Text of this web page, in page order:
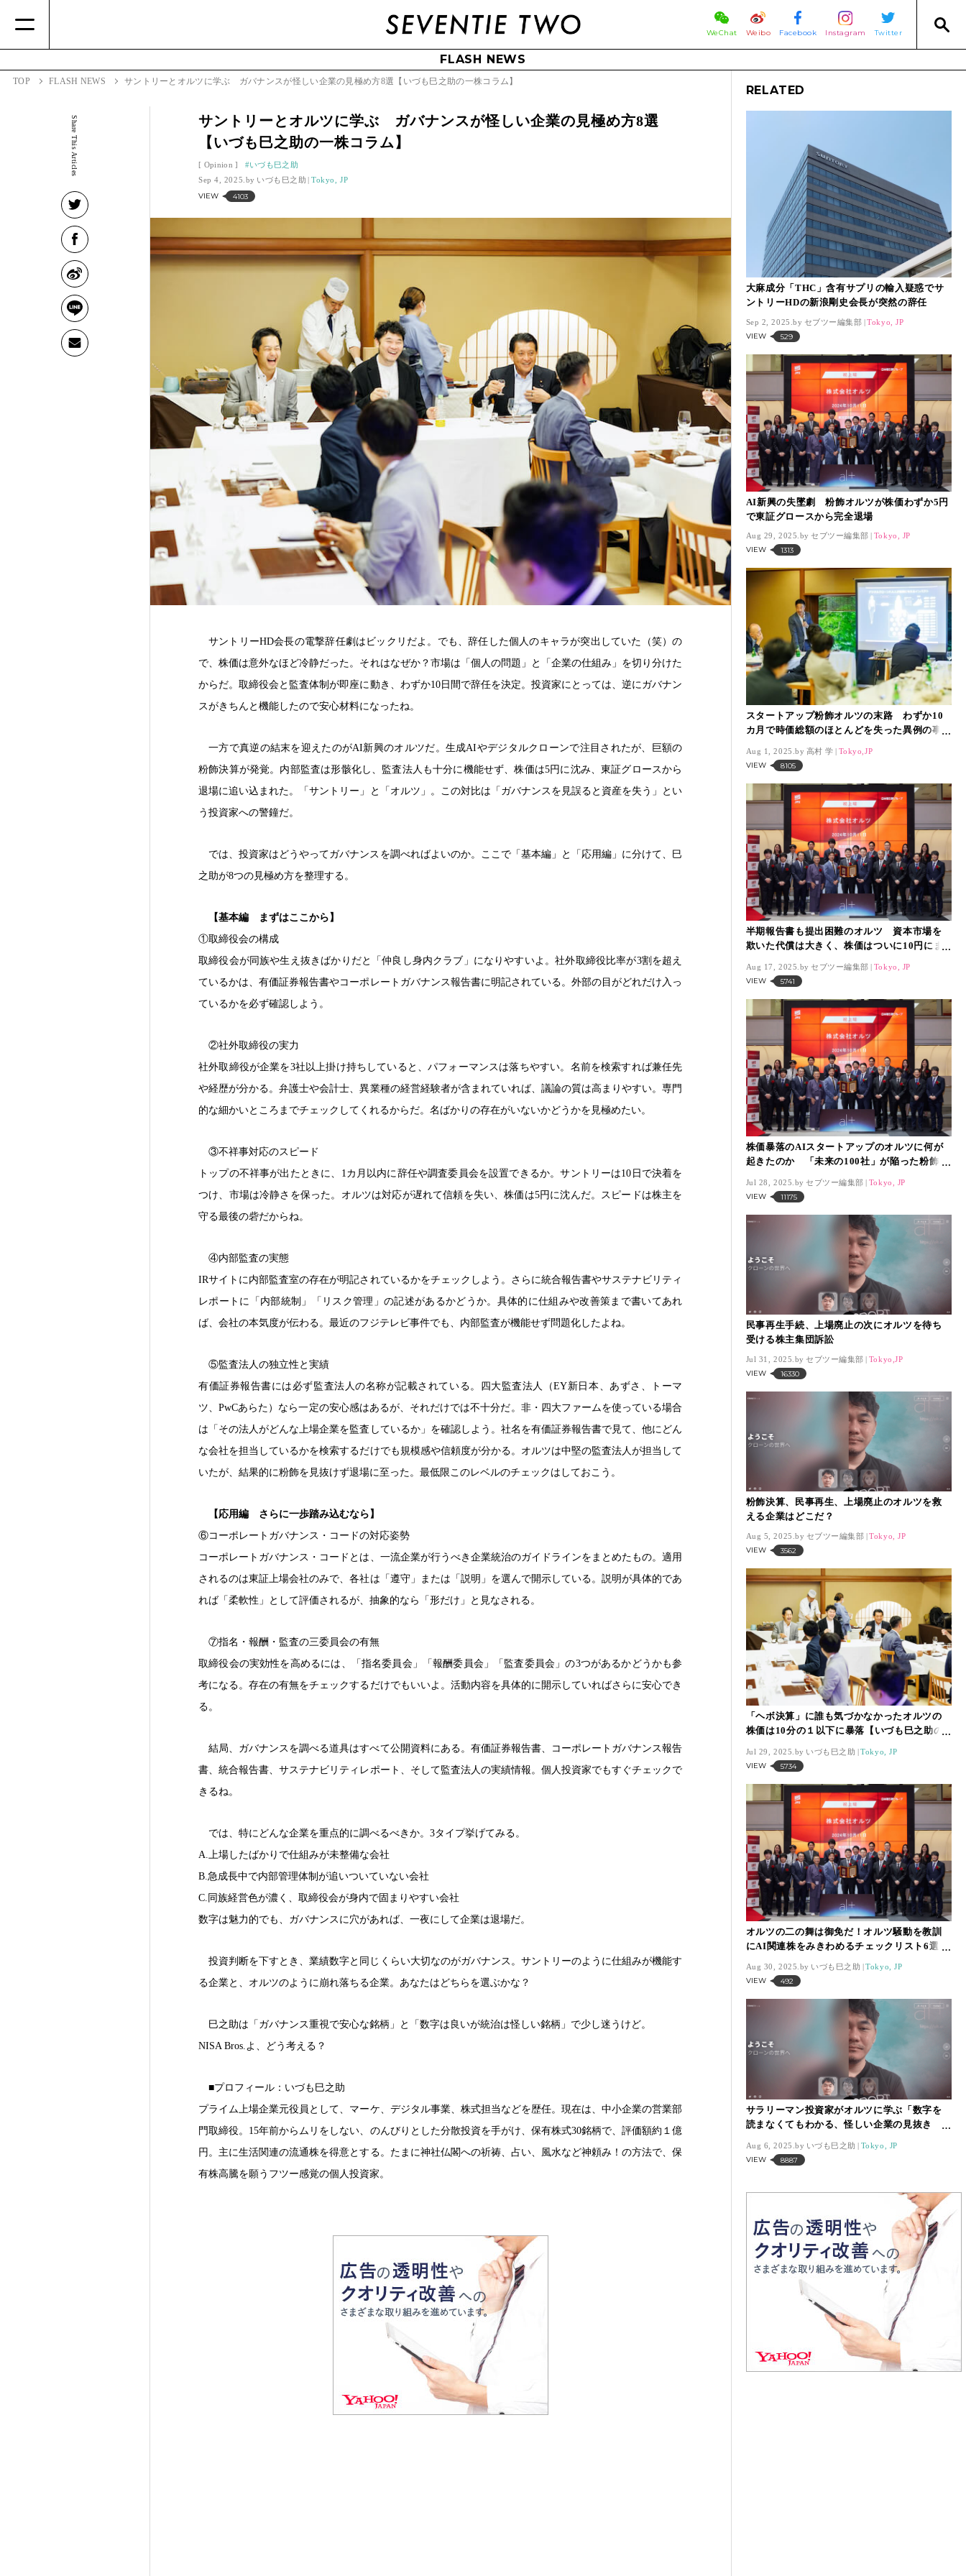
WeChat Weibo Facebook Instagram Twitter
FLASH NEWS
TOP FLASH NEWS サントリーとオルツに学ぶ ガバナンスが怪しい企業の見極め方8選【いづも巳之助の一株コラム】
Share This Articles
サントリーとオルツに学ぶ ガバナンスが怪しい企業の見極め方8選
【いづも巳之助の一株コラム】
Opinion
いづも巳之助
Sep 4, 2025.
いづも巳之助 Tokyo, JP
VIEW 4103
サントリーHD会長の電撃辞任劇はビックリだよ。でも、辞任した個人のキャラが突出していた（笑）の
で、株価は意外なほど冷静だった。それはなぜか？市場は「個人の問題」と「企業の仕組み」を切り分けた
からだ。取締役会と監査体制が即座に動き、わずか10日間で辞任を決定。投資家にとっては、逆にガバナン
スがきちんと機能したので安心材料になったね。
一方で真逆の結末を迎えたのがAI新興のオルツだ。生成AIやデジタルクローンで注目されたが、巨額の
粉飾決算が発覚。内部監査は形骸化し、監査法人も十分に機能せず、株価は5円に沈み、東証グロースから
退場に追い込まれた。「サントリー」と「オルツ」。この対比は「ガバナンスを見誤ると資産を失う」とい
う投資家への警鐘だ。
では、投資家はどうやってガバナンスを調べればよいのか。ここで「基本編」と「応用編」に分けて、巳
之助が8つの見極め方を整理する。
【基本編 まずはここから】
①取締役会の構成
取締役会が同族や生え抜きばかりだと「仲良し身内クラブ」になりやすいよ。社外取締役比率が3割を超え
ているかは、有価証券報告書やコーポレートガバナンス報告書に明記されている。外部の目がどれだけ入っ
ているかを必ず確認しよう。
②社外取締役の実力
社外取締役が企業を3社以上掛け持ちしていると、パフォーマンスは落ちやすい。名前を検索すれば兼任先
や経歴が分かる。弁護士や会計士、異業種の経営経験者が含まれていれば、議論の質は高まりやすい。専門
的な細かいところまでチェックしてくれるからだ。名ばかりの存在がいないかどうかを見極めたい。
③不祥事対応のスピード
トップの不祥事が出たときに、1カ月以内に辞任や調査委員会を設置できるか。サントリーは10日で決着を
つけ、市場は冷静さを保った。オルツは対応が遅れて信頼を失い、株価は5円に沈んだ。スピードは株主を
守る最後の砦だからね。
④内部監査の実態
IRサイトに内部監査室の存在が明記されているかをチェックしよう。さらに統合報告書やサステナビリティ
レポートに「内部統制」「リスク管理」の記述があるかどうか。具体的に仕組みや改善策まで書いてあれ
ば、会社の本気度が伝わる。最近のフジテレビ事件でも、内部監査が機能せず問題化したよね。
⑤監査法人の独立性と実績
有価証券報告書には必ず監査法人の名称が記載されている。四大監査法人（EY新日本、あずさ、トーマ
ツ、PwCあらた）なら一定の安心感はあるが、それだけでは不十分だ。非・四大ファームを使っている場合
は「その法人がどんな上場企業を監査しているか」を確認しよう。社名を有価証券報告書で見て、他にどん
な会社を担当しているかを検索するだけでも規模感や信頼度が分かる。オルツは中堅の監査法人が担当して
いたが、結果的に粉飾を見抜けず退場に至った。最低限このレベルのチェックはしておこう。
【応用編 さらに一歩踏み込むなら】
⑥コーポレートガバナンス・コードの対応姿勢
コーポレートガバナンス・コードとは、一流企業が行うべき企業統治のガイドラインをまとめたもの。適用
されるのは東証上場会社のみで、各社は「遵守」または「説明」を選んで開示している。説明が具体的であ
れば「柔軟性」として評価されるが、抽象的なら「形だけ」と見なされる。
⑦指名・報酬・監査の三委員会の有無
取締役会の実効性を高めるには、「指名委員会」「報酬委員会」「監査委員会」の3つがあるかどうかも参
考になる。存在の有無をチェックするだけでもいいよ。活動内容を具体的に開示していればさらに安心でき
る。
結局、ガバナンスを調べる道具はすべて公開資料にある。有価証券報告書、コーポレートガバナンス報告
書、統合報告書、サステナビリティレポート、そして監査法人の実績情報。個人投資家でもすぐチェックで
きるね。
では、特にどんな企業を重点的に調べるべきか。3タイプ挙げてみる。
A.上場したばかりで仕組みが未整備な会社
B.急成長中で内部管理体制が追いついていない会社
C.同族経営色が濃く、取締役会が身内で固まりやすい会社
数字は魅力的でも、ガバナンスに穴があれば、一夜にして企業は退場だ。
投資判断を下すとき、業績数字と同じくらい大切なのがガバナンス。サントリーのように仕組みが機能す
る企業と、オルツのように崩れ落ちる企業。あなたはどちらを選ぶかな？
巳之助は「ガバナンス重視で安心な銘柄」と「数字は良いが統治は怪しい銘柄」で少し迷うけど。
NISA Bros.よ、どう考える？
■プロフィール：いづも巳之助
プライム上場企業元役員として、マーケ、デジタル事業、株式担当などを歴任。現在は、中小企業の営業部
門取締役。15年前からムリをしない、のんびりとした分散投資を手がけ、保有株式30銘柄で、評価額約１億
円。主に生活関連の流通株を得意とする。たまに神社仏閣への祈祷、占い、風水など神頼み！の方法で、保
有株高騰を願うフツー感覚の個人投資家。
RELATED
大麻成分「THC」含有サプリの輸入疑惑でサ
ントリーHDの新浪剛史会長が突然の辞任
Sep 2, 2025. セブツー編集部 Tokyo, JP
VIEW 529
AI新興の失墜劇 粉飾オルツが株価わずか5円
で東証グロースから完全退場
Aug 29, 2025. セブツー編集部 Tokyo, JP
VIEW 1313
スタートアップ粉飾オルツの末路 わずか10
カ月で時価総額のほとんどを失った異例の事
Aug 1, 2025. 高村 学 Tokyo,JP
VIEW 8105
半期報告書も提出困難のオルツ 資本市場を
欺いた代償は大きく、株価はついに10円にま
Aug 17, 2025. セブツー編集部 Tokyo, JP
VIEW 5741
株価暴落のAIスタートアップのオルツに何が
起きたのか 「未来の100社」が陥った粉飾の
Jul 28, 2025. セブツー編集部 Tokyo, JP
VIEW 11175
民事再生手続、上場廃止の次にオルツを待ち
受ける株主集団訴訟
Jul 31, 2025. セブツー編集部 Tokyo,JP
VIEW 16330
粉飾決算、民事再生、上場廃止のオルツを救
える企業はどこだ？
Aug 5, 2025. セブツー編集部 Tokyo, JP
VIEW 3562
「ヘボ決算」に誰も気づかなかったオルツの
株価は10分の１以下に暴落【いづも巳之助の
Jul 29, 2025. いづも巳之助 Tokyo, JP
VIEW 5734
オルツの二の舞は御免だ！オルツ騒動を教訓
にAI関連株をみきわめるチェックリスト6選
Aug 30, 2025. いづも巳之助 Tokyo, JP
VIEW 492
サラリーマン投資家がオルツに学ぶ「数字を
読まなくてもわかる、怪しい企業の見抜き
Aug 6, 2025. いづも巳之助 Tokyo, JP
VIEW 8887